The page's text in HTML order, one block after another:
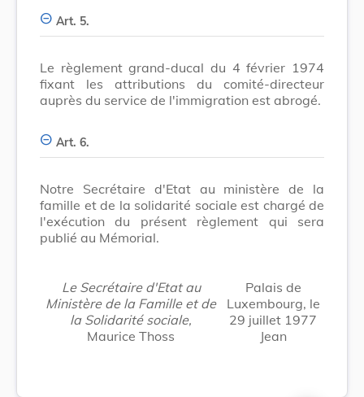
Art. 5.
Le règlement grand-ducal du 4 février 1974
fixant les attributions du comité-directeur
auprès du service de l'immigration est abrogé.
Art. 6.
Notre Secrétaire d'Etat au ministère de la
famille et de la solidarité sociale est chargé de
l'exécution du présent règlement qui sera
publié au Mémorial.
Le Secrétaire d'Etat au
Ministère de la Famille et de
la Solidarité sociale,
Maurice Thoss
Palais de
Luxembourg, le
29 juillet 1977
Jean